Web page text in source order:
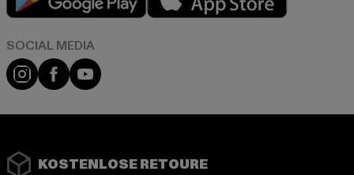
Instagram
FacebookYouTube
KOSTENLOSE RETOURE